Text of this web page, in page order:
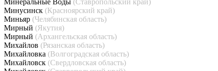
Минеральные Воды (Ставропольский край)
Минусинск (Красноярский край)
Миньяр (Челябинская область)
Мирный (Якутия)
Мирный (Архангельская область)
Михайлов (Рязанская область)
Михайловка (Волгоградская область)
Михайловск (Свердловская область)